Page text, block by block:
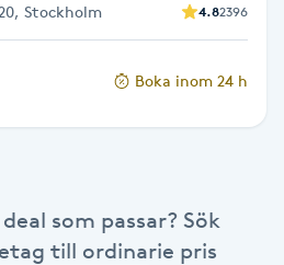
Stockholm 4.82396
Boka inom 24 h
som passar? Sök
till ordinarie pris